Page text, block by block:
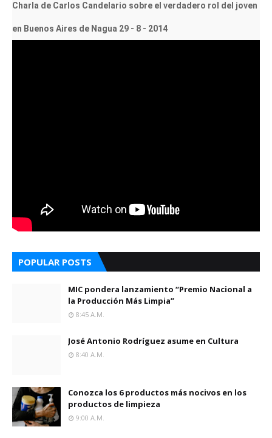
Charla de Carlos Candelario sobre el verdadero rol del joven
en Buenos Aires de Nagua 29 - 8 - 2014
POPULAR POSTS
MIC pondera lanzamiento “Premio Nacional a
la Producción Más Limpia”
8:45 A.m.
José Antonio Rodríguez asume en Cultura
8:40 A.m.
Conozca los 6 productos más nocivos en los
productos de limpieza
9:00 A.m.